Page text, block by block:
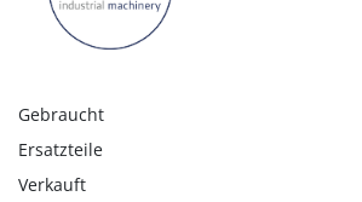
Gebraucht
Ersatzteile
Verkauft